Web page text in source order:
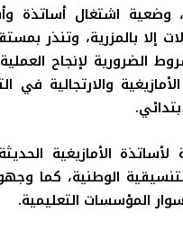
اشتغال أساتذة
بالمزرية، وتنذر
الضرورية لإنجاح
والارتجالية
.
الأمازيغية
الوطنية، كما
المؤسسات التعليمية.